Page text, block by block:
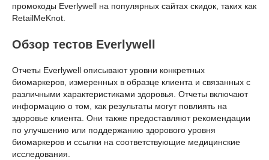
промокоды Everlywell на популярных сайтах скидок, таких как
RetailMeKnot.
Обзор тестов Everlywell
Отчеты Everlywell описывают уровни конкретных
биомаркеров, измеренных в образце клиента и связанных с
различными характеристиками здоровья. Отчеты включают
информацию о том, как результаты могут повлиять на
здоровье клиента. Они также предоставляют рекомендации
по улучшению или поддержанию здорового уровня
биомаркеров и ссылки на соответствующие медицинские
исследования.